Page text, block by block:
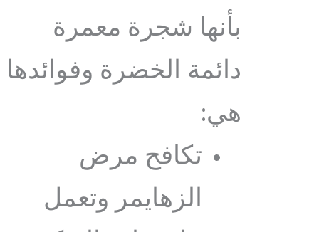
بأنها شجرة معمرة
دائمة الخضرة وفوائدها
هي:
تكافح مرض
الزهايمر وتعمل